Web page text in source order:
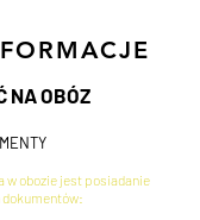
NA OBÓZ
w obozie jest posiadanie